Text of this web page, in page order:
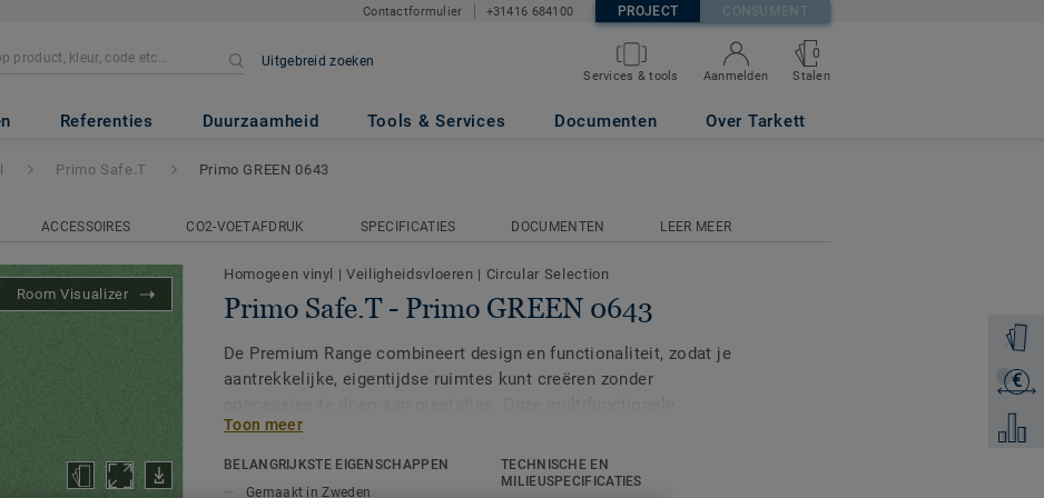
Contactformulier +31416 684100 PROJECT CONSUMENT
Uitgebreid zoeken
Services & tools Aanmelden
0
Stalen
Referenties Duurzaamheid Tools & Services Documenten Over Tarkett
GREEN 0643
€
Voeg
Primo Safe.T Primo GREEN 0643
ACCESSOIRES CO2-VOETAFDRUK SPECIFICATIES DOCUMENTEN LEER MEER
Room Visualizer
Homogeen vinyl |Veiligheidsvloeren | Circular Selection
Primo Safe.T - Primo GREEN 0643
De Premium Range combineert design en functionaliteit, zodat je
aantrekkelijke, eigentijdse ruimtes kunt creëren zonder
oplossingen, Primo Safe.T en Primo SD, zijn ontwikkeld om te
voldoen aan specifieke veiligheids- en technische eisen, terwijl
ze een samenhangend esthetisch geheel behouden binnen de
Toon meer
BELANGRIJKSTE EIGENSCHAPPEN
Gemaakt in Zweden
TECHNISCHE EN
MILIEUSPECIFICATIES